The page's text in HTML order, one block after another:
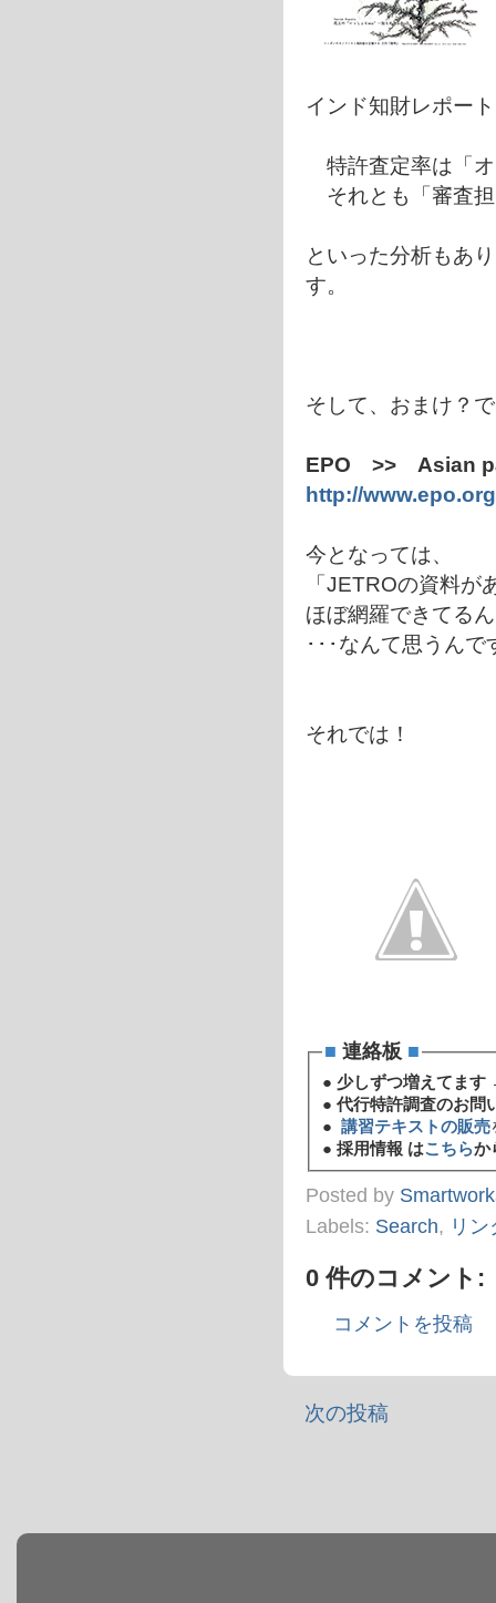
インド知財レポー
特許査定率は「
それとも「審査
といった分析もあ
す。
そして、おまけ？
EPO >> Asian
http://
今となっては、
「JETROの資料
ほぼ網羅できてる
･･･なんて思うん
それでは！
■連絡板 ■
● 少しずつ増えてま
●代行特許調査のお問
●講習テキストの販売
●採用情報 はこちらか
Posted by
Labels: Search, リン
0 件のコメント:
コメントを投稿
次の投稿